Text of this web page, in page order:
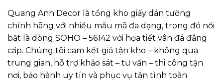
Quang Anh Decor là tổng kho giấy dán tường
chính hãng với nhiều mẫu mã đa dạng, trong đó nổi
bật là dòng SOHO – 56142 với họa tiết vân đá đẳng
cấp. Chúng tôi cam kết giá tận kho – không qua
trung gian, hỗ trợ khảo sát – tư vấn – thi công tận
nơi, bảo hành uy tín và phục vụ tận tình toàn